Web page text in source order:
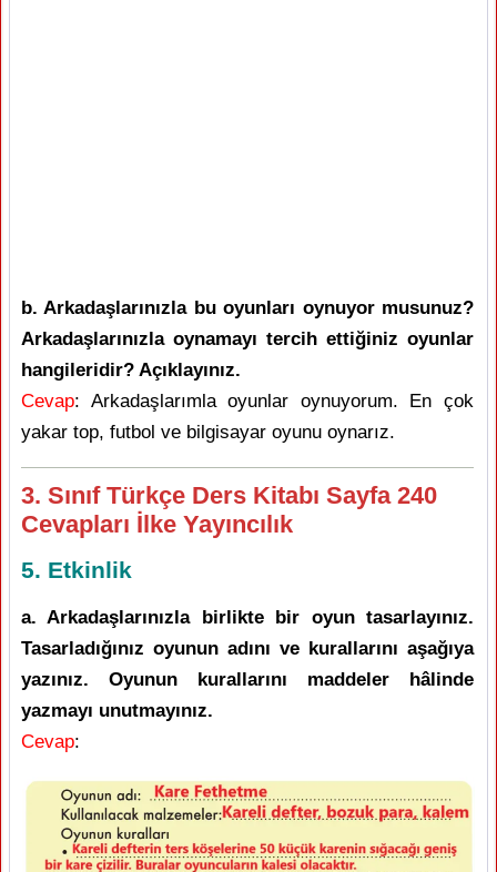
b. Arkadaşlarınızla bu oyunları oynuyor musunuz?
Arkadaşlarınızla oynamayı tercih ettiğiniz oyunlar
hangileridir? Açıklayınız.
Cevap: Arkadaşlarımla oyunlar oynuyorum. En çok
yakar top, futbol ve bilgisayar oyunu oynarız.
3. Sınıf Türkçe Ders Kitabı Sayfa 240
Cevapları İlke Yayıncılık
5. Etkinlik
a. Arkadaşlarınızla birlikte bir oyun tasarlayınız.
Tasarladığınız oyunun adını ve kurallarını aşağıya
yazınız. Oyunun kurallarını maddeler hâlinde
yazmayı unutmayınız.
Cevap: